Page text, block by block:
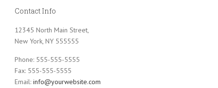
Contact Info
12345 North Main Street,
New York, NY 555555
Phone: 555-555-5555
Fax: 555-555-5555
Email: info@yourwebsite.com